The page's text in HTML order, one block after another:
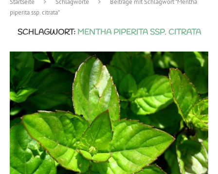
Startseite Schlagworte
Beiträge mit Schlagwort "Mentha
piperita ssp. citrata"
SCHLAGWORT: MENTHA PIPERITA SSP. CITRATA